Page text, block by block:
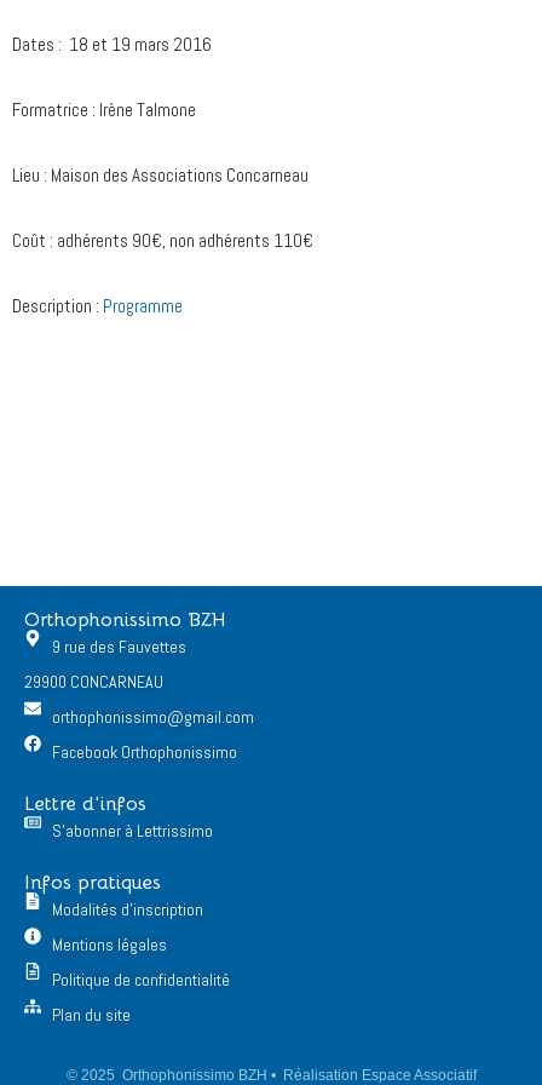
Dates : 18 et 19 mars 2016
Formatrice : Irène Talmone
Lieu : Maison des Associations Concarneau
Coût : adhérents 90€, non adhérents 110€
Description : Programme
Orthophonissimo BZH
9 rue des Fauvettes
29900 CONCARNEAU
orthophonissimo@gmail.com
Facebook Orthophonissimo
Lettre d'infos
S'abonner à Lettrissimo
Infos pratiques
Modalités d'inscription
Mentions légales
Politique de confidentialité
Plan du site
© 2025 Orthophonissimo BZH • Réalisation Espace Associatif